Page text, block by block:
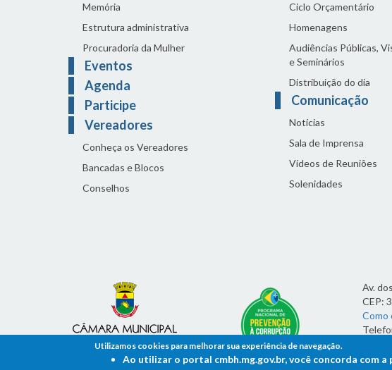
Memória
Estrutura administrativa
Procuradoria da Mulher
Eventos
Agenda
Participe
Vereadores
Conheça os Vereadores
Bancadas e Blocos
Conselhos
Ciclo Orçamentário
Homenagens
Audiências Públicas,
e Seminários
Distribuição do dia
Comunicação
Notícias
Sala de Imprensa
Vídeos de Reuniões
Solenidades
Av.
CEP:
Como
7h às
Utilizamos cookies para melhorar sua experiência de navegação.
Ao utilizar o portal cmbh.mg.gov.br, você concorda com